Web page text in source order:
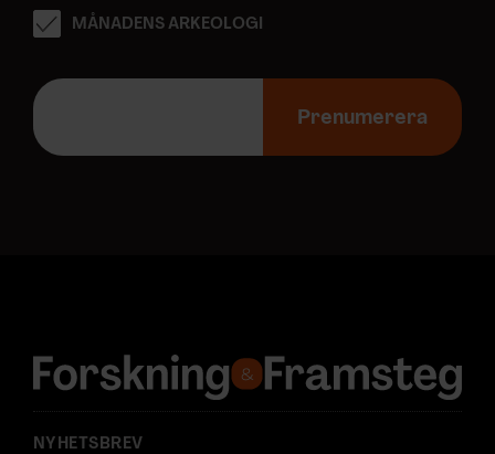
MÅNADENS ARKEOLOGI
E
p
s
:
Prenumerera
NYHETSBREV